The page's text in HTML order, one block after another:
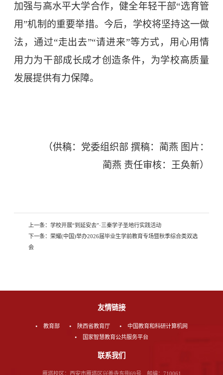
加强与高水平大学合作，健全年轻干部“选育管
用”机制的重要举措。今后，学校将坚持这一做
法，通过“走出去”“请进来”等方式，用心用情
用力为干部成长成才创造条件，为学校高质量
发展提供有力保障。
（供稿：党委组织部 撰稿：蔺燕 图片：
蔺燕 责任审核：王奂新）
上一条： 学校开展“到延安去”·三秦学子圣地行实践活动
下一条： 荣耀(中国)举办2026届毕业生学前教育专场暨秋季综合类双选
会
友情链接
教育部 陕西省教育厅
中国教育和科研计算机网
国家智慧教育公共服务平台
联系我们
雁塔校区：西安市雁塔区兴善寺东街69号 邮编：710061